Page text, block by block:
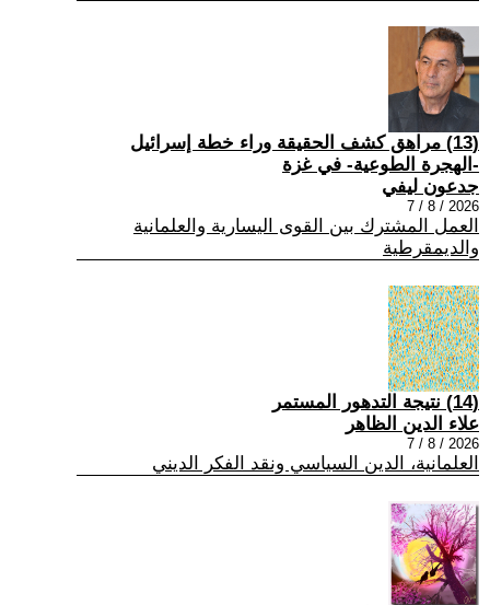
(13) مراهق كشف الحقيقة وراء خطة إسرائيل
-الهجرة الطوعية- في غزة
جدعون ليفي
2026 / 8 / 7
العمل المشترك بين القوى اليسارية والعلمانية
والديمقرطية
(14) نتيجة التدهور المستمر
علاء الدين الظاهر
2026 / 8 / 7
العلمانية، الدين السياسي ونقد الفكر الديني